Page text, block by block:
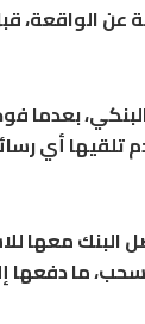
عن الواقعة،
بعدما
تلقيها أي
البنك معها
ما دفعها